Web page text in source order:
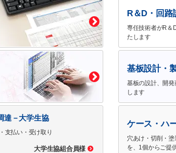
達－大学生協
支払い・受け取り
大学生協組合員様
R＆D・回路
専任技術者がR＆
たします
基板設計・
基板の設計、開
します
ケース・ハ
穴あけ・切削・
を、1個からご提